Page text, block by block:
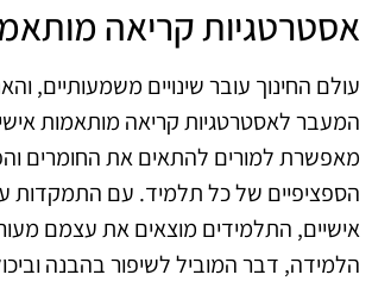
אסטרטגיות קריאה
עולם החינוך עובר שינויים משמעותיים,
המעבר לאסטרטגיות קריאה מותאמות
מאפשרת למורים להתאים את החומרים
הספציפיים של כל תלמיד. עם התמקדות על
אישיים, התלמידים מוצאים את עצמם
הלמידה, דבר המוביל לשיפור בהבנה